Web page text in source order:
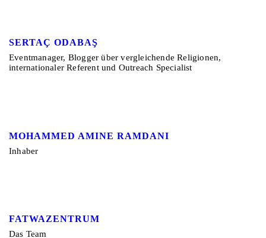
SERTAÇ ODABAŞ
Eventmanager, Blogger über vergleichende Religionen,
internationaler Referent und Outreach Specialist
MOHAMMED AMINE RAMDANI
Inhaber
FATWAZENTRUM
Das Team